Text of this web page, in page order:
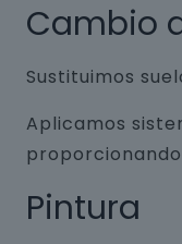
Cambio
Sustituimos
Aplicamos
Pintura